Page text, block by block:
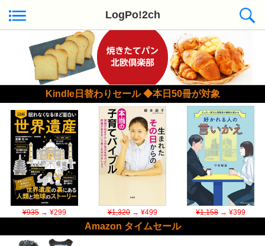
LogPo!2ch
Kindle日替わりセール ◆本日50冊が対象
¥935→ ¥299 ¥1,320→ ¥499 ¥1,158→ ¥399
Amazon タイムセール